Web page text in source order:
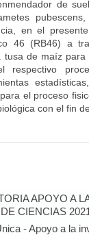
de
en el
46 (RB46) a
de maíz
respectivo
el proceso
con el fin
APOYO A
CIENCIAS 2021
- Apoyo a la